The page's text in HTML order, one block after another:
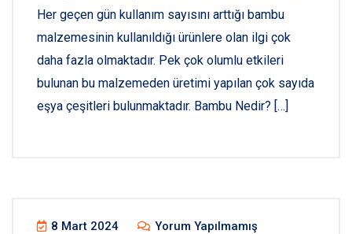
Her geçen gün kullanım sayısını arttığı bambu
malzemesinin kullanıldığı ürünlere olan ilgi çok
daha fazla olmaktadır. Pek çok olumlu etkileri
bulunan bu malzemeden üretimi yapılan çok sayıda
eşya çeşitleri bulunmaktadır. Bambu Nedir? […]
8 Mart 2024 Yorum Yapılmamış